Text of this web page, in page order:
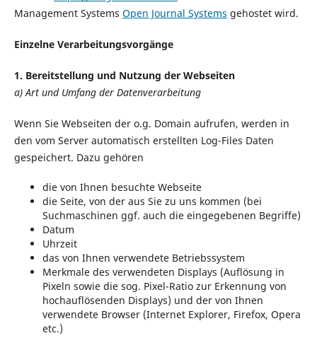
Management Systems Open Journal Systems gehostet wird.
Einzelne Verarbeitungsvorgänge
1. Bereitstellung und Nutzung der Webseiten
a) Art und Umfang der Datenverarbeitung
Wenn Sie Webseiten der o.g. Domain aufrufen, werden in
den vom Server automatisch erstellten Log-Files Daten
gespeichert. Dazu gehören
die von Ihnen besuchte Webseite
die Seite, von der aus Sie zu uns kommen (bei
Suchmaschinen ggf. auch die eingegebenen Begriffe)
Datum
Uhrzeit
das von Ihnen verwendete Betriebssystem
Merkmale des verwendeten Displays (Auflösung in
Pixeln sowie die sog. Pixel-Ratio zur Erkennung von
hochauflösenden Displays) und der von Ihnen
verwendete Browser (Internet Explorer, Firefox, Opera
etc.)